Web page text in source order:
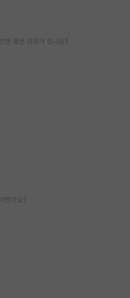
면 좋은 이유가 있나요?
떤가요?